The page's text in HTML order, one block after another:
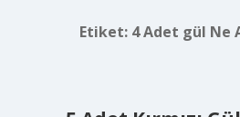
Etiket: 4 Adet gül Ne